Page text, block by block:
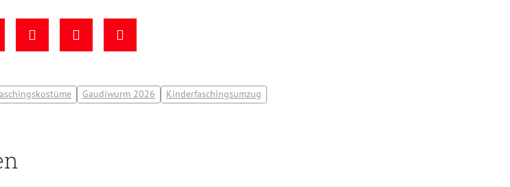
Gaudiwurm 2026 Kinderfaschingsumzug